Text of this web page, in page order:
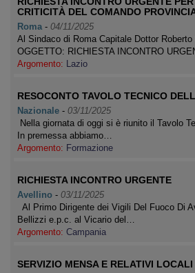
CRITICITÀ DEL COMANDO
Roma - 04/11/2025
Al Sindaco di Roma Capitale Dottor Roberto
OGGETTO: RICHIESTA INCONTRO
Argomento: Lazio
RESOCONTO TAVOLO TECNICO
Nazionale - 03/11/2025
Nella giornata di oggi si è riunito il Tavolo
In premessa abbiamo…
Argomento: Formazione
RICHIESTA INCONTRO URGENTE
Avellino - 03/11/2025
Al Primo Dirigente dei Vigili Del Fuoco Di
Bellizzi e.p.c. al Vicario del…
Argomento: Campania
SERVIZIO MENSA E RELATIVI LOCALI